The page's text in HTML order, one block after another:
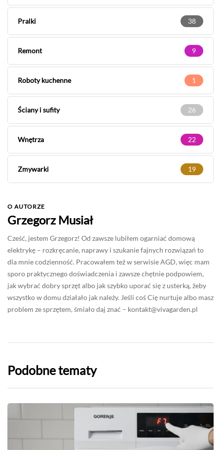
Pralki 38
Remont 9
Roboty kuchenne 1
Ściany i sufity 26
Wnętrza 22
Zmywarki 19
O AUTORZE
Grzegorz Musiał
Cześć, jestem Grzegorz! Od zawsze lubiłem ogarniać domową
elektrykę – rozkręcanie, naprawy i szukanie fajnych rozwiązań to
dla mnie codzienność. Pracowałem też w serwisie AGD, więc mam
sporo praktycznego doświadczenia i zawsze chętnie podpowiem,
jak wybrać dobry sprzęt albo jak szybko uporać się z usterką, żeby
wszystko w domu działało jak należy. Jeśli coś Cię nurtuje albo masz
problem ze sprzętem, śmiało daj znać – kontakt@vivagarden.pl
Podobne tematy